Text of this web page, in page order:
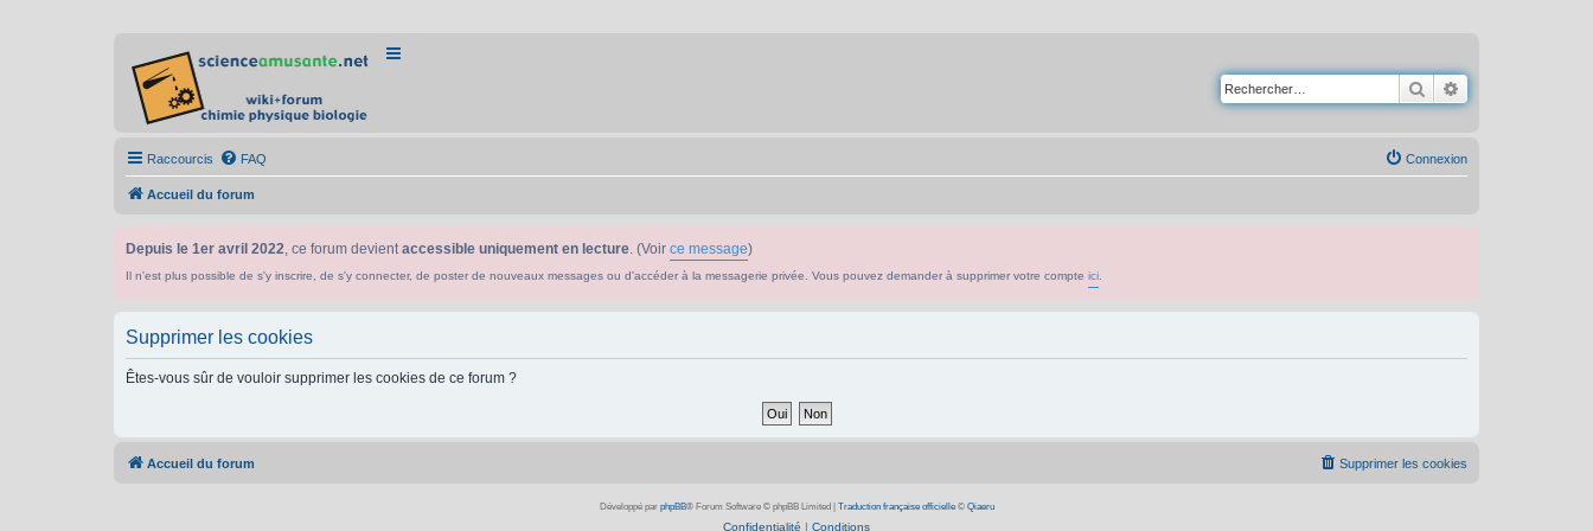
Rechercher
Raccourcis FAQ Connexion
Accueil du forum
Depuis le 1er avril 2022, ce forum devientaccessible uniquement en lecture. (Voir ce message)
Il n'est plus possible de s'y inscrire, de s'y connecter, de poster de nouveaux messages ou d'accéder à la messagerie privée. Vous pouvez demander à supprimer votre compte ici
Supprimer les cookies
Êtes-vous sûr de vouloir supprimer les cookies de ce forum ?
Accueil du forum Supprimer les cookies
Développé par phpBB® Forum Software © phpBB Limited Traduction française officielle© Qiaeru
Confidentialité | Conditions